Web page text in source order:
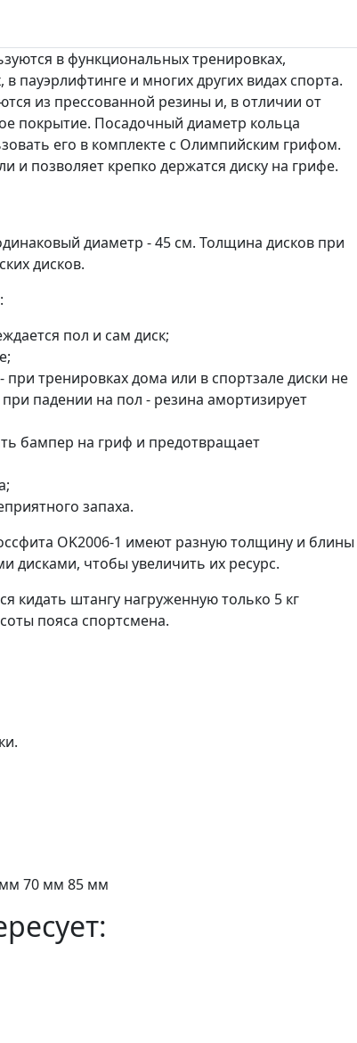
в функциональных тренировках,
пауэрлифтинге и многих других видах спорта.
из прессованной резины и, в отличии от
покрытие. Посадочный диаметр кольца
его в комплекте с Олимпийским грифом.
и позволяет крепко держатся диску на грифе.
диаметр - 45 см. Толщина дисков при
дисков.
пол и сам диск;
тренировках дома или в спортзале диски не
падении на пол - резина амортизирует
бампер на гриф и предотвращает
запаха.
OK2006-1 имеют разную толщину и блины
дисками, чтобы увеличить их ресурс.
кидать штангу нагруженную только 5 кг
пояса спортсмена.
мм 70 мм 85 мм